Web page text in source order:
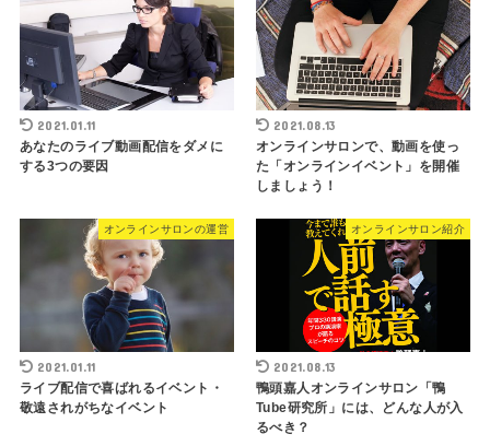
2021.01.11
あなたのライブ動画配信をダメに
する3つの要因
2021.08.13
オンラインサロンで、動画を使っ
た「オンラインイベント」を開催
しましょう！
オンラインサロンの運営
2021.01.11
ライブ配信で喜ばれるイベント・
敬遠されがちなイベント
オンラインサロン紹介
2021.08.13
鴨頭嘉人オンラインサロン「鴨
Tube研究所」には、どんな人が入
るべき？